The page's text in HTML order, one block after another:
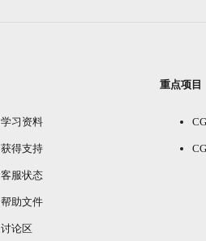
学习资料
获得支持
客服状态
帮助文件
讨论区
重点项目